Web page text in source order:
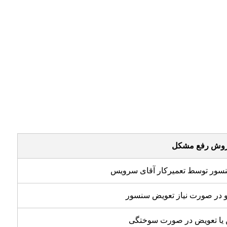
رفع مشکل
توسط تعمیرکار آقای سرویس
در صورت نیاز تعویض سنسور
یا تعویض در صورت سوختگی